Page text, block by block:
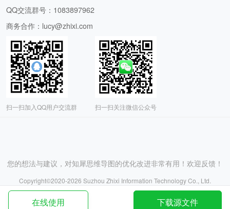
在线使用 下载源文件
QQ交流群号：1083897962
商务合作： lucy@zhixi.com
扫一扫加入QQ用户交流群 扫一扫关注微信公众号
您的想法与建议，对知犀思维导图的优化改进非常有用！欢迎反馈！
Copyright©2020-2026 Suzhou Zhixi Information Technology Co., Ltd.
苏州知犀信息科技有限公司版权所有
网站备案号：苏ICP备2020067017号-1